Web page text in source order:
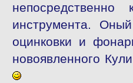
инструмента.
оцинковки и
новоявленного